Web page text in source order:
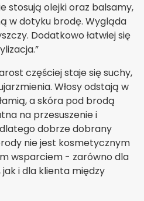
stosują olejki oraz balsamy,
w dotyku brodę. Wygląda
Dodatkowo łatwiej się
częściej staje się suchy,
Włosy odstają w
a skóra pod brodą
na przesuszenie i
dobrze dobrany
nie jest kosmetycznym
wsparciem - zarówno dla
i dla klienta między